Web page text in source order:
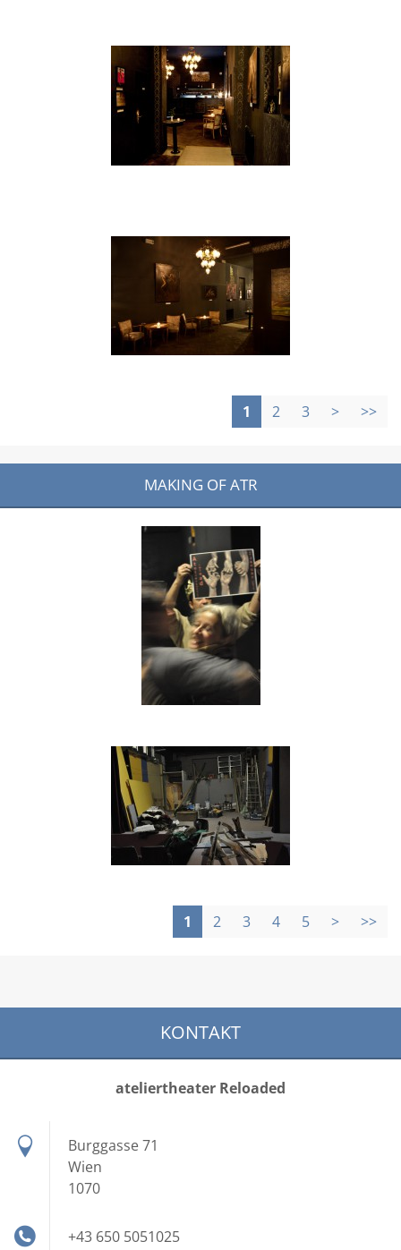
1 2 3 > >>
MAKING OF ATR
1 2 3 4 5 > >>
KONTAKT
ateliertheater Reloaded
Burggasse 71
Wien
1070
+43 650 5051025